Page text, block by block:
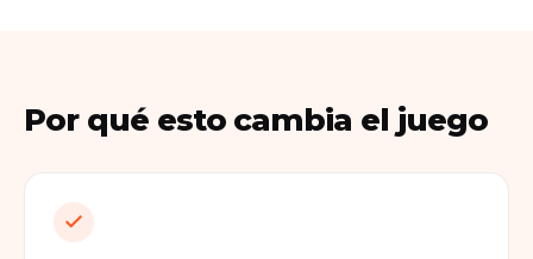
Por qué esto cambia el juego